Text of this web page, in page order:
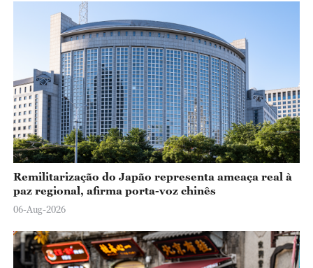
Remilitarização do Japão representa ameaça real à
paz regional, afirma porta-voz chinês
06-Aug-2026